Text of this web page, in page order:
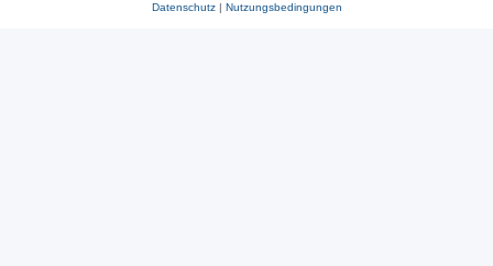
Datenschutz| Nutzungsbedingungen